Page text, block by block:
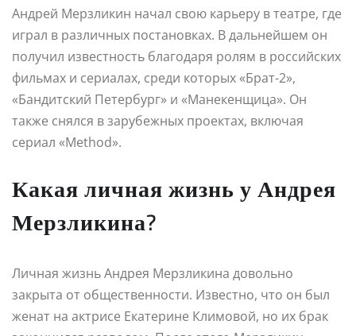
Андрей Мерзликин начал свою карьеру в театре, где
играл в различных постановках. В дальнейшем он
получил известность благодаря ролям в российских
фильмах и сериалах, среди которых «Брат-2»,
«Бандитский Петербург» и «Манекенщица». Он
также снялся в зарубежных проектах, включая
сериал «Method».
Какая личная жизнь у Андрея
Мерзликина?
Личная жизнь Андрея Мерзликина довольно
закрыта от общественности. Известно, что он был
женат на актрисе Екатерине Климовой, но их брак